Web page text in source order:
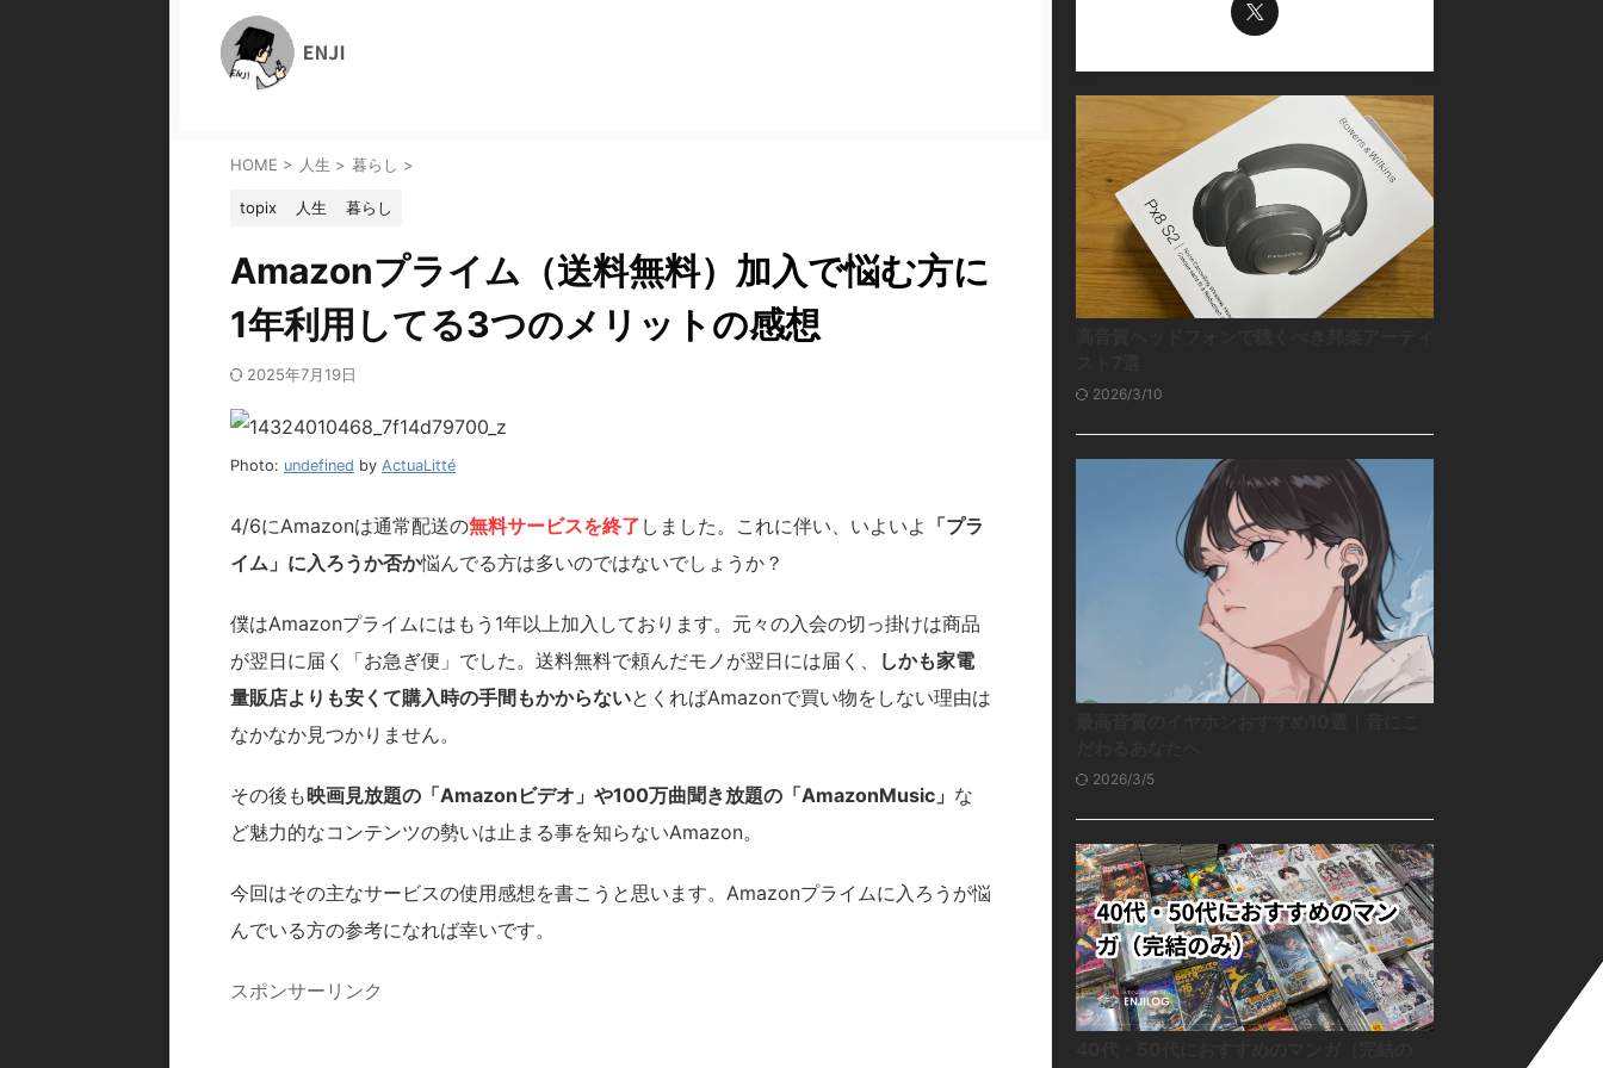
HOME > 人生 > 暮らし >
topix 人生 暮らし
Amazonプライム（送料無料）加入で悩む方に
1年利用してる3つのメリットの感想
2025年7月19日
Photo: undefined by ActuaLitté
4/6にAmazonは通常配送の無料サービスを終了 しました。これに伴い、いよいよ 「プラ
イム」に入ろうか否か悩んでる方は多いのではないでしょうか？
僕はAmazonプライムにはもう1年以上加入しております。元々の入会の切っ掛けは商品
が翌日に届く「お急ぎ便」でした。送料無料で頼んだモノが翌日には届く、
しかも家電
量販店よりも安くて購入時の手間もかからないとくればAmazonで買い物をしない理由は
なかなか見つかりません。
その後も映画見放題の「Amazonビデオ」や100万曲聞き放題の「AmazonMusic」 な
ど魅力的なコンテンツの勢いは止まる事を知らないAmazon。
今回はその主なサービスの使用感想を書こうと思います。Amazonプライムに入ろうが悩
んでいる方の参考になれば幸いです。
スポンサーリンク
2026/3/10
2026/3/5